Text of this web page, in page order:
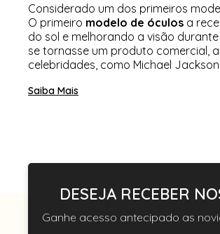
Considerado um dos primeiros
O primeiro modelo de óculos a
do sol e melhorando a visão
se tornasse um produto comercial,
celebridades, como Michael
Saiba Mais
DESEJA RECEBER
Ganhe acesso antecipado as